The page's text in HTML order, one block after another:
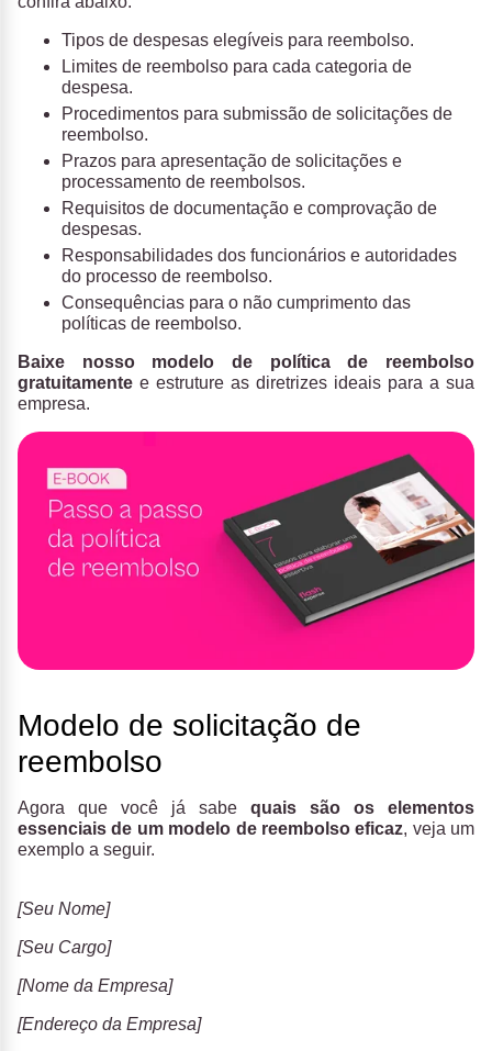
Tipos de despesas elegíveis para reembolso.
Limites de reembolso para cada categoria de
despesa.
Procedimentos para submissão de solicitações de
reembolso.
Prazos para apresentação de solicitações e
processamento de reembolsos.
Requisitos de documentação e comprovação de
despesas.
Responsabilidades dos funcionários e autoridades
do processo de reembolso.
Consequências para o não cumprimento das
políticas de reembolso.
Baixe nosso modelo de política de reembolso
gratuitamente e estruture as diretrizes ideais para a sua
empresa.
Modelo de solicitação de
reembolso
Agora que você já sabe quais são os elementos
essenciais de um modelo de reembolso eficaz, veja um
exemplo a seguir.
[Seu Nome]
[Seu Cargo]
[Nome da Empresa]
[Endereço da Empresa]